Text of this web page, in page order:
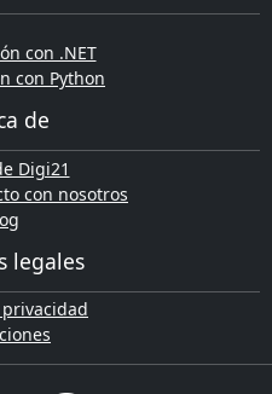
con .NET
con Python
de
Digi21
con nosotros
legales